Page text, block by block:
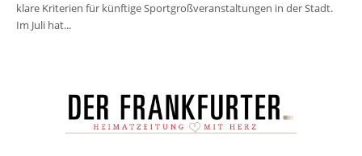
klare Kriterien für künftige Sportgroßveranstaltungen in der Stadt.
Im Juli hat...